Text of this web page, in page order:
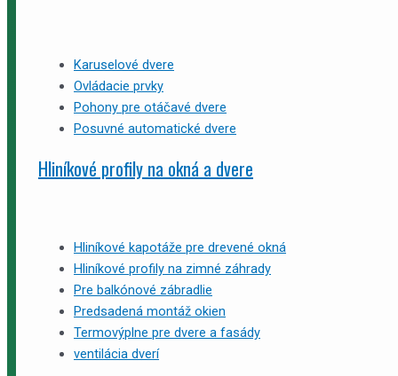
Karuselové dvere
Ovládacie prvky
Pohony pre otáčavé dvere
Posuvné automatické dvere
Hliníkové profily na okná a dvere
Hliníkové kapotáže pre drevené okná
Hliníkové profily na zimné záhrady
Pre balkónové zábradlie
Predsadená montáž okien
Termovýplne pre dvere a fasády
ventilácia dverí